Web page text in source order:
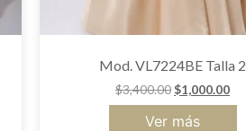
Mod. VL7224BE Talla 2
$3,400.00$1,000.00
Ver más